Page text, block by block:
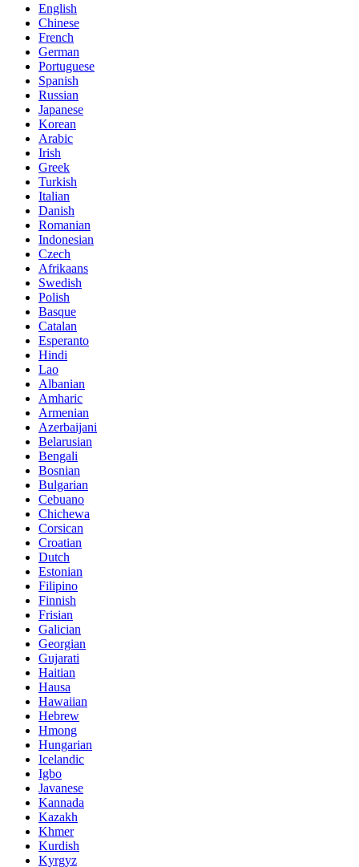
English
Chinese
French
German
Portuguese
Spanish
Russian
Japanese
Korean
Arabic
Irish
Greek
Turkish
Italian
Danish
Romanian
Indonesian
Czech
Afrikaans
Swedish
Polish
Basque
Catalan
Esperanto
Hindi
Lao
Albanian
Amharic
Armenian
Azerbaijani
Belarusian
Bengali
Bosnian
Bulgarian
Cebuano
Chichewa
Corsican
Croatian
Dutch
Estonian
Filipino
Finnish
Frisian
Galician
Georgian
Gujarati
Haitian
Hausa
Hawaiian
Hebrew
Hmong
Hungarian
Icelandic
Igbo
Javanese
Kannada
Kazakh
Khmer
Kurdish
Kyrgyz